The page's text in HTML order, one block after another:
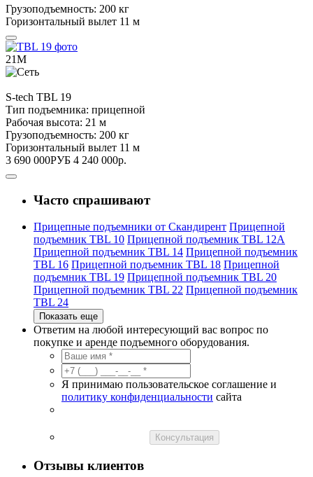
Грузоподъемность: 200 кг
Горизонтальный вылет 11 м
21М
S-tech TBL 19
Тип подъемника: прицепной
Рабочая высота: 21 м
Грузоподъемность: 200 кг
Горизонтальный вылет 11 м
3 690 000РУБ 4 240 000р.
Часто спрашивают
Прицепные подъемники от Скандирент Прицепной
подъемник TBL 10 Прицепной подъемник TBL 12А
Прицепной подъемник TBL 14 Прицепной подъемник
TBL 16 Прицепной подъемник TBL 18 Прицепной
подъемник TBL 19 Прицепной подъемник TBL 20
Прицепной подъемник TBL 22 Прицепной подъемник
TBL 24
Показать еще
Ответим на любой интересующий вас вопрос по
покупке и аренде подъемного оборудования.
Я принимаю пользовательское соглашение и
политику конфиденциальности сайта
Консультация
Отзывы клиентов